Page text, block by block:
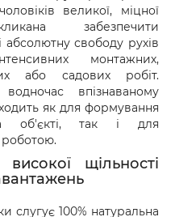
великої, міцної
забезпечити
свободу рухів
монтажних,
або садових робіт.
впізнаваному
як для формування
об'єкті, так і для
роботою.
щільності
слугує 100% натуральна